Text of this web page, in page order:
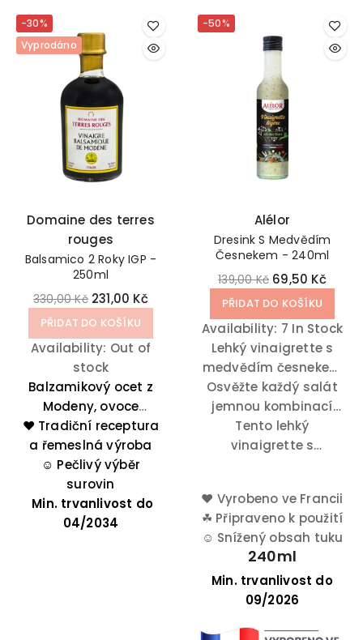
ocet se postará o
výraznou chuť
citronových nebo
čokoládových dezertů.
ocet z ananasové
dužiny a čerstvé máty
se skvěle hodí ke
kuřecímu masu,
sladkým bramborám,
vepřovému masu a
quinoe.
-30%
Vyprodáno
Domaine des terres
rouges
Balsamico 2 Roky IGP -
250ml
330,00 Kč 231,00 Kč
PŘIDAT DO KOŠÍKU
Availability: Out of
stock
Balzamikový ocet z
Modeny, ovoce
starého vinného a
hroznového moštu,
vylepší hovězí filety,
grilovaného humra a
saláty.
❤️ Tradiční receptura
a řemeslná výroba
☺️ Pečlivý výběr
surovin
Min. trvanlivost do
04/2034
-50%
Alélor
Dresink S Medvědím
Česnekem - 240ml
139,00 Kč 69,50 Kč
PŘIDAT DO KOŠÍKU
Availability: 7 In Stock
Lehký vinaigrette s
medvědím česnekem
– ideální salátový
dresink pro přípravu
gurmánských pokrmů.
Osvěžte každý salát
jemnou kombinací
chutí.
Tento lehký
vinaigrette s
chřest, okurky nebo
tradiční bramborový
salát.
♥ Vyrobeno ve Francii
☘ Připraveno k použití
☺ Snížený obsah tuku
240ml
Min. trvanlivost do
09/2026